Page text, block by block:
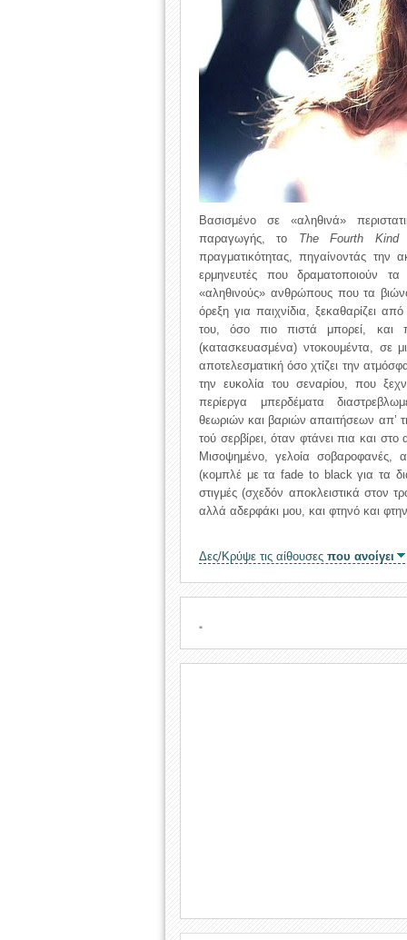
Βασισμένο σε «αληθινά»
παραγωγής, το The Fourth Kind
πραγματικότητας, πηγαίνοντάς
ερμηνευτές που δραματοποιούν
«αληθινούς» ανθρώπους που τα
όρεξη για παιχνίδια, ξεκαθαρίζει
του, όσο πιο πιστά μπορεί, και
(κατασκευασμένα) ντοκουμέντα, σε
αποτελεσματική όσο χτίζει την
την ευκολία του σεναρίου, που
περίεργα μπερδέματα
θεωριών και βαριών απαιτήσεων απ’
τού σερβίρει, όταν φτάνει πια και
Μισοψημένο, γελοία σοβαροφανές,
(κομπλέ με τα fade to black για τα
στιγμές (σχεδόν αποκλειστικά στον
αλλά αδερφάκι μου, και φτηνό και
Δες/Κρύψε τις αίθουσες που ανοίγει
.